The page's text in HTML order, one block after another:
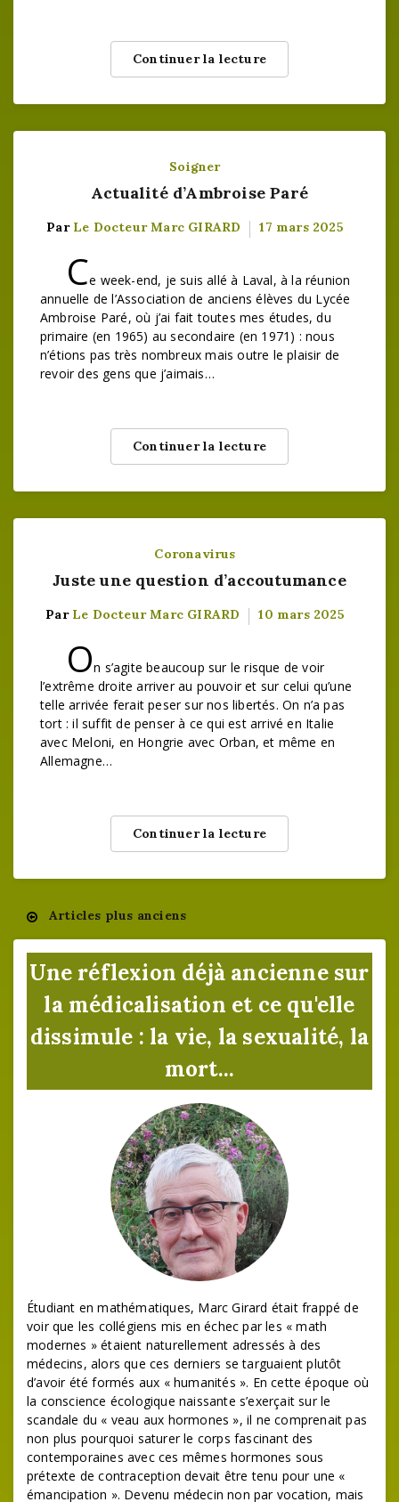
Continuer la lecture
Soigner
Actualité d’Ambroise Paré
Par Le Docteur Marc GIRARD 17 mars 2025
Ce week-end, je suis allé à Laval, à la réunion
annuelle de l’Association de anciens élèves du Lycée
Ambroise Paré, où j’ai fait toutes mes études, du
primaire (en 1965) au secondaire (en 1971) : nous
n’étions pas très nombreux mais outre le plaisir de
revoir des gens que j’aimais…
Continuer la lecture
Coronavirus
Juste une question d’accoutumance
Par Le Docteur Marc GIRARD 10 mars 2025
On s’agite beaucoup sur le risque de voir
l’extrême droite arriver au pouvoir et sur celui qu’une
telle arrivée ferait peser sur nos libertés. On n’a pas
tort : il suffit de penser à ce qui est arrivé en Italie
avec Meloni, en Hongrie avec Orban, et même en
Allemagne…
Continuer la lecture
Navigation
des
articles
Articles plus anciens
Une réflexion déjà ancienne sur
la médicalisation et ce qu'elle
dissimule : la vie, la sexualité, la
mort...
Étudiant en mathématiques, Marc Girard était frappé de
voir que les collégiens mis en échec par les « math
modernes » étaient naturellement adressés à des
médecins, alors que ces derniers se targuaient plutôt
d’avoir été formés aux « humanités ». En cette époque où
la conscience écologique naissante s’exerçait sur le
scandale du « veau aux hormones », il ne comprenait pas
non plus pourquoi saturer le corps fascinant des
contemporaines avec ces mêmes hormones sous
prétexte de contraception devait être tenu pour une «
émancipation ». Devenu médecin non par vocation, mais